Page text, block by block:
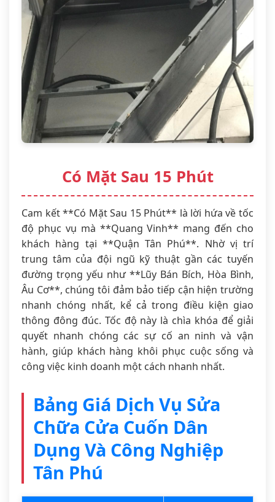
Có Mặt Sau 15 Phút
Cam kết **Có Mặt Sau 15 Phút** là lời hứa về tốc
độ phục vụ mà **Quang Vinh** mang đến cho
khách hàng tại **Quận Tân Phú**. Nhờ vị trí
trung tâm của đội ngũ kỹ thuật gần các tuyến
đường trọng yếu như **Lũy Bán Bích, Hòa Bình,
Âu Cơ**, chúng tôi đảm bảo tiếp cận hiện trường
nhanh chóng nhất, kể cả trong điều kiện giao
thông đông đúc. Tốc độ này là chìa khóa để giải
quyết nhanh chóng các sự cố an ninh và vận
hành, giúp khách hàng khôi phục cuộc sống và
công việc kinh doanh một cách nhanh nhất.
Bảng Giá Dịch Vụ Sửa
Chữa Cửa Cuốn Dân
Dụng Và Công Nghiệp
Tân Phú